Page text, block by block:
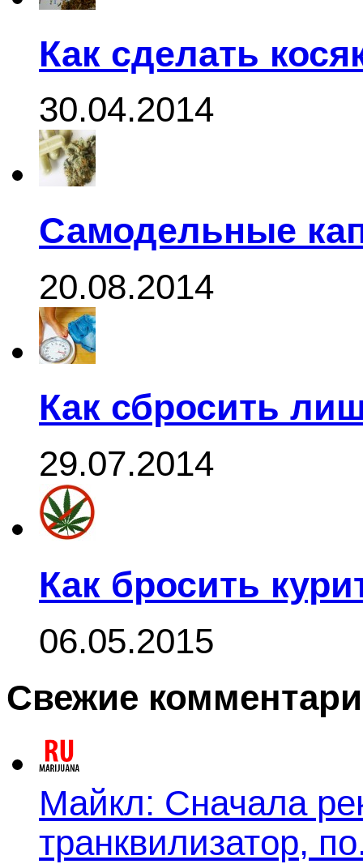
Как сделать
30.04.2014
Самодельные
20.08.2014
Как сбросить
29.07.2014
Как бросить
06.05.2015
Свежие
Майкл: Сначала
транквилизатор,